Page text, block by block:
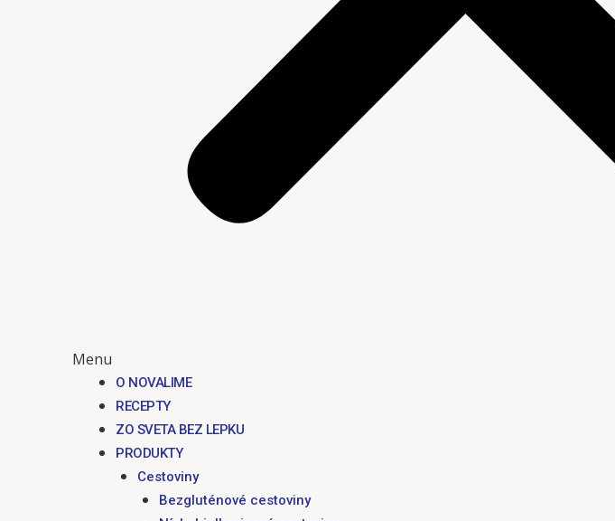
Menu
O NOVALIME
RECEPTY
ZO SVETA BEZ LEPKU
PRODUKTY
Cestoviny
Bezgluténové cestoviny